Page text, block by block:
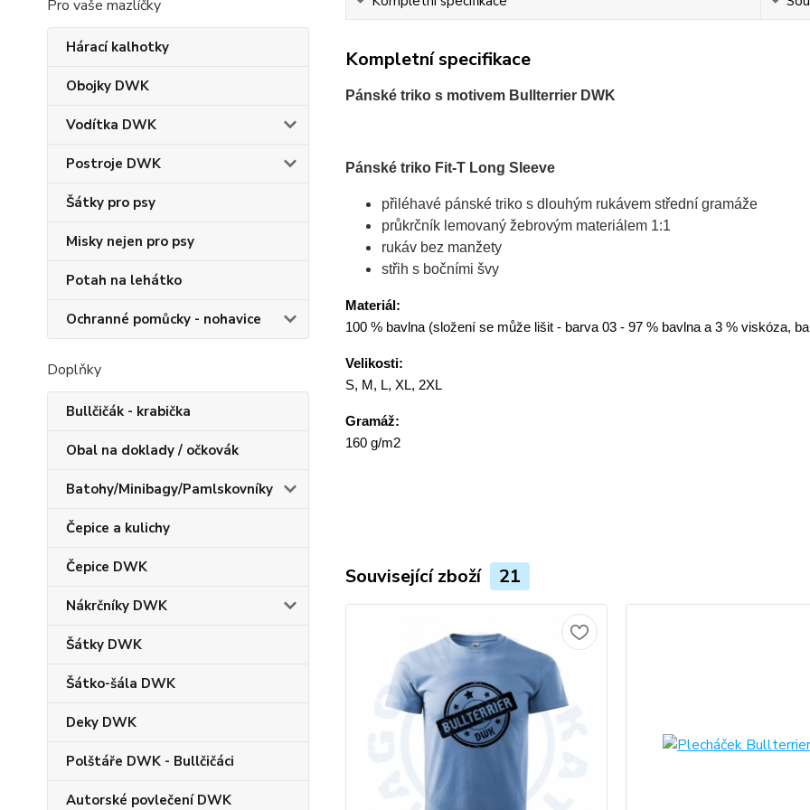
Pro vaše mazlíčky
Hárací kalhotky
Obojky DWK
Vodítka DWK
Postroje DWK
Šátky pro psy
Misky nejen pro psy
Potah na lehátko
Ochranné pomůcky - nohavice
Doplňky
Bullčičák - krabička
Obal na doklady / očkovák
Batohy/Minibagy/Pamlskovníky
Čepice a kulichy
Čepice DWK
Nákrčníky DWK
Šátky DWK
Šátko-šála DWK
Deky DWK
Polštáře DWK - Bullčičáci
Autorské povlečení DWK
Kompletní specifikace
Pánské triko s motivem Bullterrier DWK
Pánské triko Fit-T Long Sleeve
přiléhavé pánské triko s dlouhým rukávem střední gramáže
průkrčník lemovaný žebrovým materiálem 1:1
rukáv bez manžety
střih s bočními švy
Materiál:
100 % bavlna (složení se může lišit - barva 03 - 97 % bavlna a 3 % viskóza,
Velikosti:
S, M, L, XL, 2XL
Gramáž:
160 g/m2
Související zboží 21